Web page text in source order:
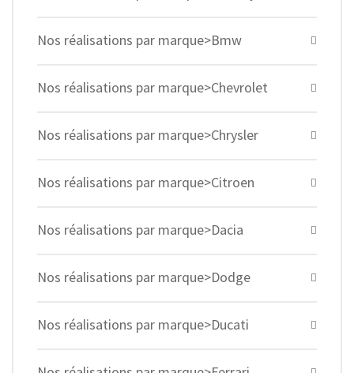
Nos réalisations par marque>Bmw
Nos réalisations par marque>Chevrolet
Nos réalisations par marque>Chrysler
Nos réalisations par marque>Citroen
Nos réalisations par marque>Dacia
Nos réalisations par marque>Dodge
Nos réalisations par marque>Ducati